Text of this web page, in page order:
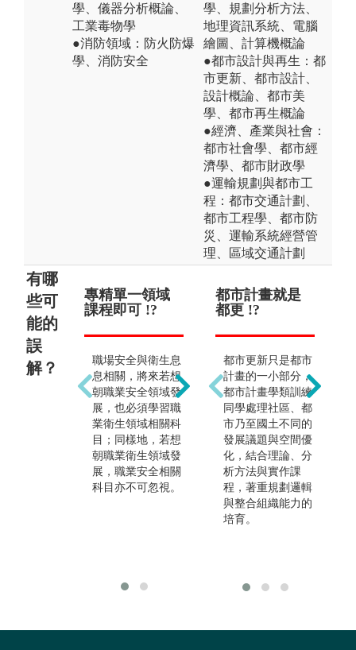
學、儀器分析概論、
工業毒物學
●消防領域：防火防爆
學、消防安全
學、規劃分析方法、
地理資訊系統、電腦
繪圖、計算機概論
●都市設計與再生：都
市更新、都市設計、
設計概論、都市美
學、都市再生概論
●經濟、產業與社會：
都市社會學、都市經
濟學、都市財政學
●運輸規劃與都市工
程：都市交通計劃、
都市工程學、都市防
災、運輸系統經營管
理、區域交通計劃
有哪
些可
能的
誤
解？
專精單一領域
課程即可 !?
職場安全與衛生息
息相關，將來若想
朝職業安全領域發
展，也必須學習職
業衛生領域相關科
目；同樣地，若想
朝職業衛生領域發
展，職業安全相關
科目亦不可忽視。
僅能擔任職業
安全衛生管理
除了進入企業擔任
職業安全衛生管理
人員外，亦可報考
公職擔任勞動檢查
員，或是考取工業
安全技師或職業衛
生技師後，進入職
業安全衛生顧問公
司，協助企業進行
職業安全衛生改善
都市計畫就是
都更 !?
都市更新只是都市
計畫的一小部分，
都市計畫學類訓練
同學處理社區、都
市乃至國土不同的
發展議題與空間優
化，結合理論、分
析方法與實作課
程，著重規劃邏輯
與整合組織能力的
培育。